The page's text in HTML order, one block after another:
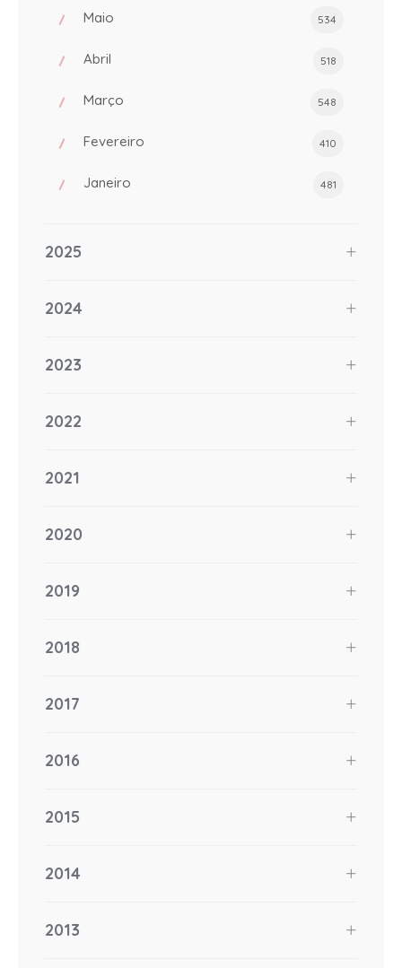
Maio 534
Abril 518
Março 548
Fevereiro 410
Janeiro 481
2025
2024
2023
2022
2021
2020
2019
2018
2017
2016
2015
2014
2013